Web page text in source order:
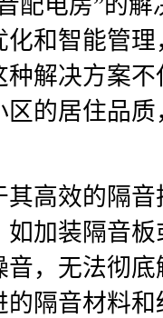
和智能管
解决方案
的居住品
高效的隔
加装隔音
，无法彻
的隔音材料